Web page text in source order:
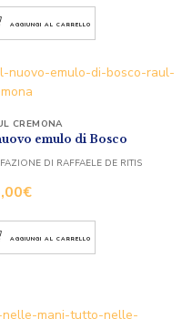
AGGIUNGI AL CARRELLO
emulo di Bosco
€
CREMONA
DI RAFFAELE DE RITIS
AGGIUNGI AL CARRELLO